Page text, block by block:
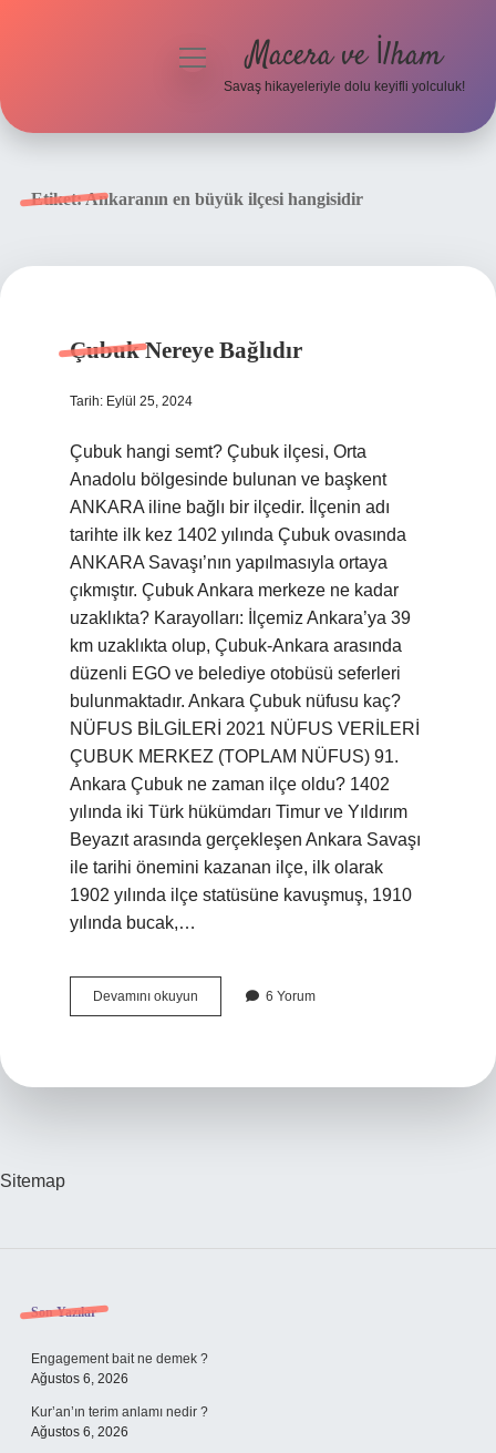
menüyüMacera ve İlham
Savaş hikayeleriyle dolu keyifli yolculuk!
Etiket:Ankaranın en büyük ilçesi hangisidir
Çubuk Nereye Bağlıdır
Tarih: Eylül 25, 2024
Çubuk hangi semt? Çubuk ilçesi, Orta
Anadolu bölgesinde bulunan ve başkent
ANKARA iline bağlı bir ilçedir. İlçenin adı
tarihte ilk kez 1402 yılında Çubuk ovasında
ANKARA Savaşı’nın yapılmasıyla ortaya
çıkmıştır. Çubuk Ankara merkeze ne kadar
uzaklıkta? Karayolları: İlçemiz Ankara’ya 39
km uzaklıkta olup, Çubuk-Ankara arasında
düzenli EGO ve belediye otobüsü seferleri
bulunmaktadır. Ankara Çubuk nüfusu kaç?
NÜFUS BİLGİLERİ 2021 NÜFUS VERİLERİ
ÇUBUK MERKEZ (TOPLAM NÜFUS) 91.
Ankara Çubuk ne zaman ilçe oldu? 1402
yılında iki Türk hükümdarı Timur ve Yıldırım
Beyazıt arasında gerçekleşen Ankara Savaşı
ile tarihi önemini kazanan ilçe, ilk olarak
1902 yılında ilçe statüsüne kavuşmuş, 1910
yılında bucak,…
Devamını okuyun
Nereye
6 Yorum
Sitemap
Sidebar
Son Yazılar
Engagement bait ne demek ?
Ağustos 6, 2026
Kur’an’ın terim anlamı nedir ?
Ağustos 6, 2026